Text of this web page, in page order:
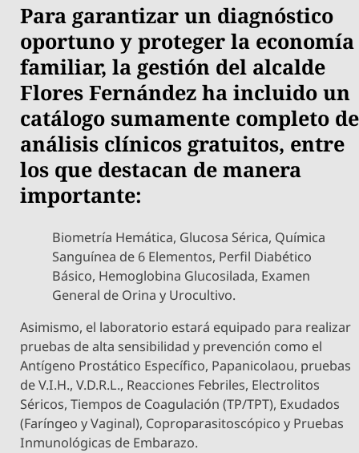
Para garantizar un diagnóstico
oportuno y proteger la economía
familiar, la gestión del alcalde
Flores Fernández ha incluido un
catálogo sumamente completo de
análisis clínicos gratuitos, entre
los que destacan de manera
importante:
​Biometría Hemática, Glucosa Sérica, Química
Sanguínea de 6 Elementos, Perfil Diabético
Básico, Hemoglobina Glucosilada, Examen
General de Orina y Urocultivo.
​Asimismo, el laboratorio estará equipado para realizar
pruebas de alta sensibilidad y prevención como el
Antígeno Prostático Específico, Papanicolaou, pruebas
de V.I.H., V.D.R.L., Reacciones Febriles, Electrolitos
Séricos, Tiempos de Coagulación (TP/TPT), Exudados
(Faríngeo y Vaginal), Coproparasitoscópico y Pruebas
Inmunológicas de Embarazo.